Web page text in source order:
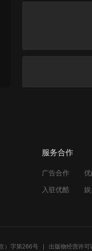
服务合作
广告合作
入驻优酷
）字第266号 出版物经营许